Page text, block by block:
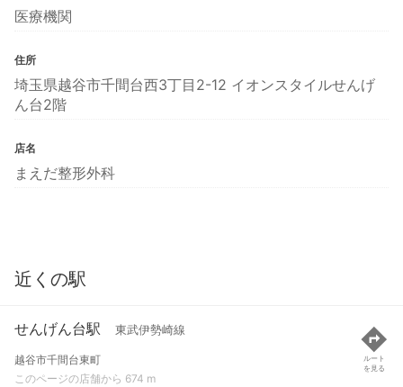
医療機関
住所
埼玉県越谷市千間台西3丁目2-12 イオンスタイルせんげ
ん台2階
店名
まえだ整形外科
近くの駅
せんげん台駅 東武伊勢崎線
越谷市千間台東町
このページの店舗から 674 m
ルート
を見る